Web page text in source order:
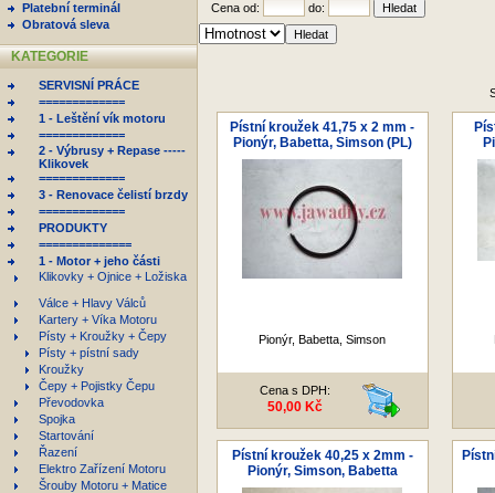
Platební terminál
Obratová sleva
KATEGORIE
SERVISNÍ PRÁCE
=============
1 - Leštění vík motoru
=============
2 - Výbrusy + Repase -----
Klikovek
=============
3 - Renovace čelistí brzdy
=============
PRODUKTY
==============
1 - Motor + jeho části
Klikovky + Ojnice + Ložiska
Válce + Hlavy Válců
Kartery + Víka Motoru
Písty + Kroužky + Čepy
Písty + pístní sady
Kroužky
Čepy + Pojistky Čepu
Převodovka
Spojka
Startování
Řazení
Elektro Zařízení Motoru
Šrouby Motoru + Matice
Cena od: do:
Pístní kroužek 41,75 x 2 mm -
Pionýr, Babetta, Simson (PL)
Pionýr, Babetta, Simson
Cena s DPH:
50,00 Kč
Pístní kroužek 40,25 x 2mm -
Pionýr, Simson, Babetta